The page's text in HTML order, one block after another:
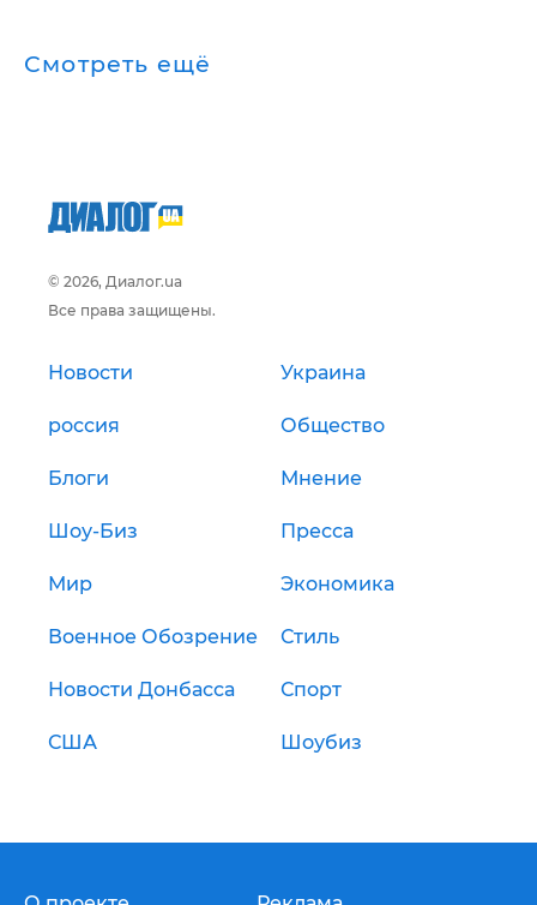
Смотреть ещё
© 2026, Диалог.ua
Все права защищены.
Новости Украина
россия Общество
Блоги Мнение
Шоу-Биз Пресса
Мир Экономика
Военное Обозрение Стиль
Новости Донбасса Спорт
США Шоубиз